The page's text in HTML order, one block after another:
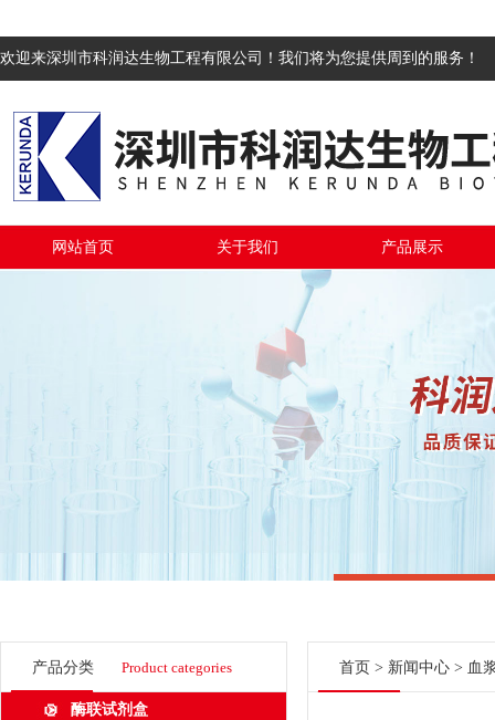
欢迎来深圳市科润达生物工程有限公司！我们将为您提供周到的服务！
网站首页 关于我们 产品展示
产品分类 Product categories
酶联试剂盒
首页 > 新闻中心 > 血